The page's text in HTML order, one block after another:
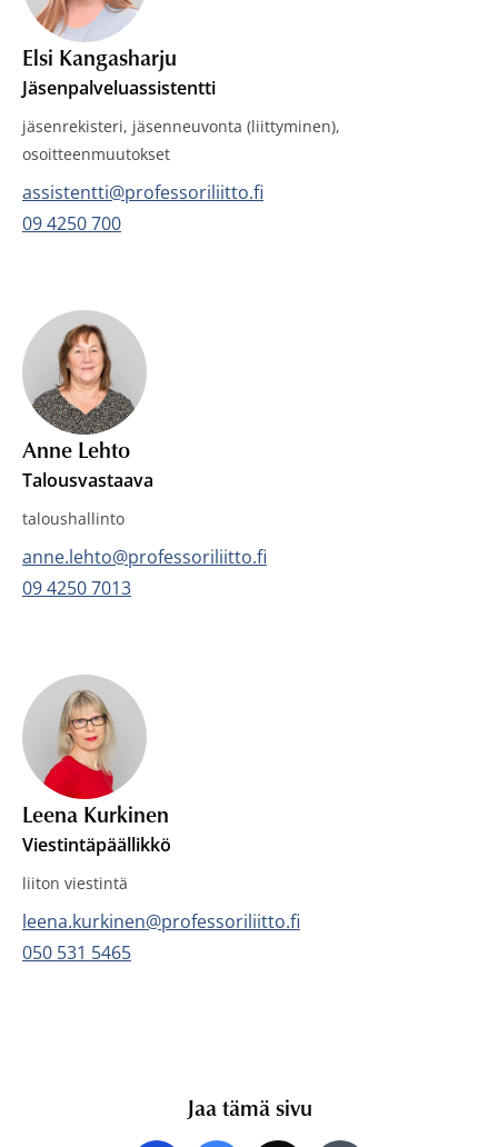
Elsi Kangasharju
Jäsenpalveluassistentti
jäsenrekisteri, jäsenneuvonta (liittyminen),
osoitteenmuutokset
Sähköposti:
assistentti@professoriliitto.fi
Puhelin:
09 4250 700
Anne Lehto
Talousvastaava
taloushallinto
Sähköposti:
anne.lehto@professoriliitto.fi
Puhelin:
09 4250 7013
Leena Kurkinen
Viestintäpäällikkö
liiton viestintä
Sähköposti:
leena.kurkinen@professoriliitto.fi
Puhelin:
050 531 5465
Jaa tämä sivu